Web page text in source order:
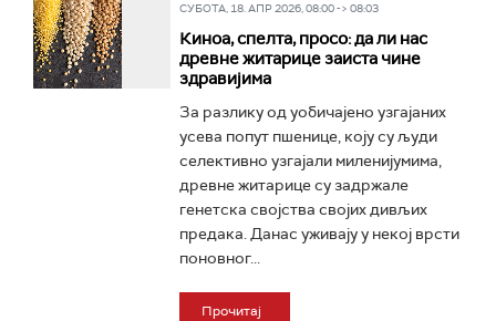
СУБОТА, 18. АПР 2026, 08:00 -> 08:03
Киноа, спелта, просо: да ли нас
древне житарице заиста чине
здравијима
За разлику од уобичајено узгајаних
усева попут пшенице, коју су људи
селективно узгајали миленијумима,
древне житарице су задржале
генетска својства својих дивљих
предака. Данас уживају у некој врсти
поновног...
Прочитај